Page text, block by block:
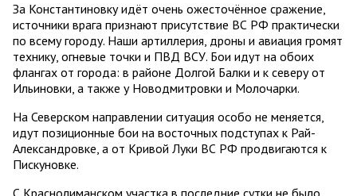
За Константиновку идёт очень ожесточённое сражение,
источники врага признают присутствие ВС РФ практически
по всему городу. Наши артиллерия, дроны и авиация громят
технику, огневые точки и ПВД ВСУ. Бои идут на обоих
флангах от города: в районе Долгой Балки и к северу от
Ильиновки, а также у Новодмитровки и Молочарки.
На Северском направлении ситуация особо не меняется,
идут позиционные бои на восточных подступах к Рай-
Александровке, а от Кривой Луки ВС РФ продвигаются к
Пискуновке.